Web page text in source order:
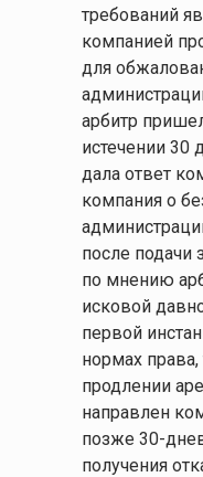
требований
компанией
для
арбитр
истечении 30
дала ответ
компания о
после подачи
по мнению
исковой
первой
нормах права,
продлении
направлен
позже 30-
получения